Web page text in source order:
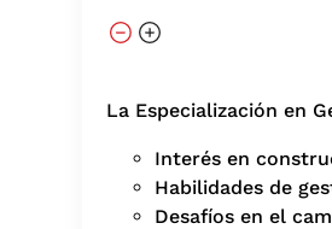
La Especialización en
Interés en
Habilidades de
Desafíos en el